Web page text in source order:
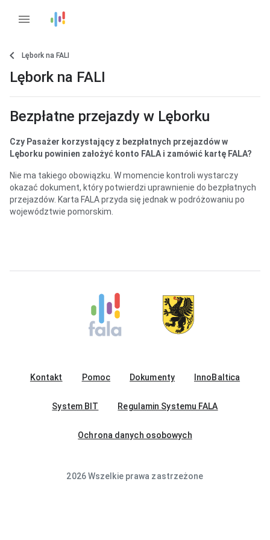
menu
Lębork na FALI
Lębork na FALI
Bezpłatne przejazdy w Lęborku
Czy Pasażer korzystający z bezpłatnych przejazdów w
Lęborku powinien założyć konto FALA i zamówić kartę FALA?
Nie ma takiego obowiązku. W momencie kontroli wystarczy
okazać dokument, który potwierdzi uprawnienie do bezpłatnych
przejazdów. Karta FALA przyda się jednak w podróżowaniu po
województwie pomorskim.
Kontakt Pomoc Dokumenty InnoBaltica
System BIT Regulamin Systemu FALA
Ochrona danych osobowych
2026 Wszelkie prawa zastrzeżone